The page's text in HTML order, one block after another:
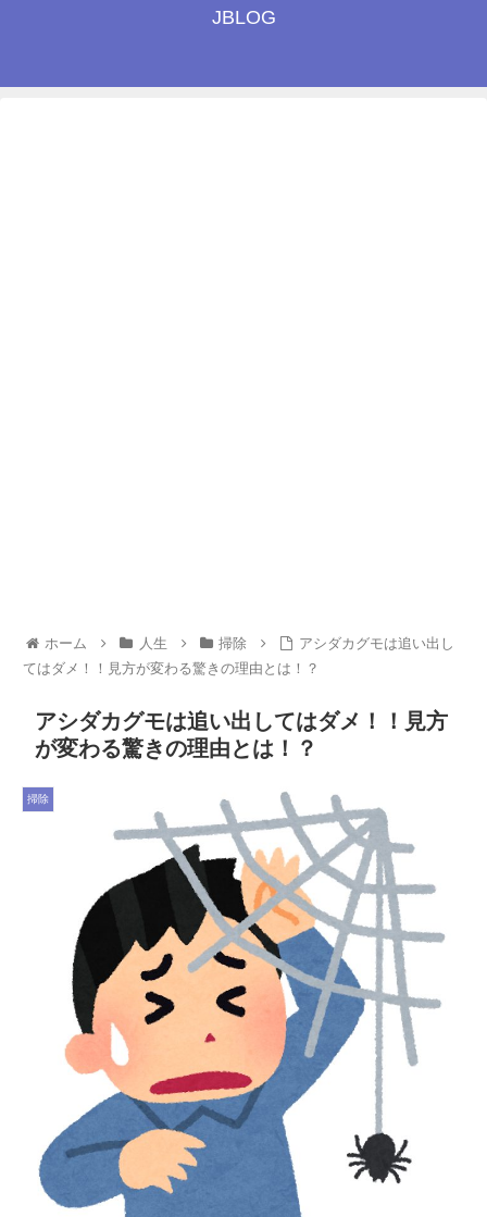
JBLOG
ホーム 人生 掃除
アシダカグモは追い出し
てはダメ！！見方が変わる驚きの理由とは！？
アシダカグモは追い出してはダメ！！見方
が変わる驚きの理由とは！？
掃除